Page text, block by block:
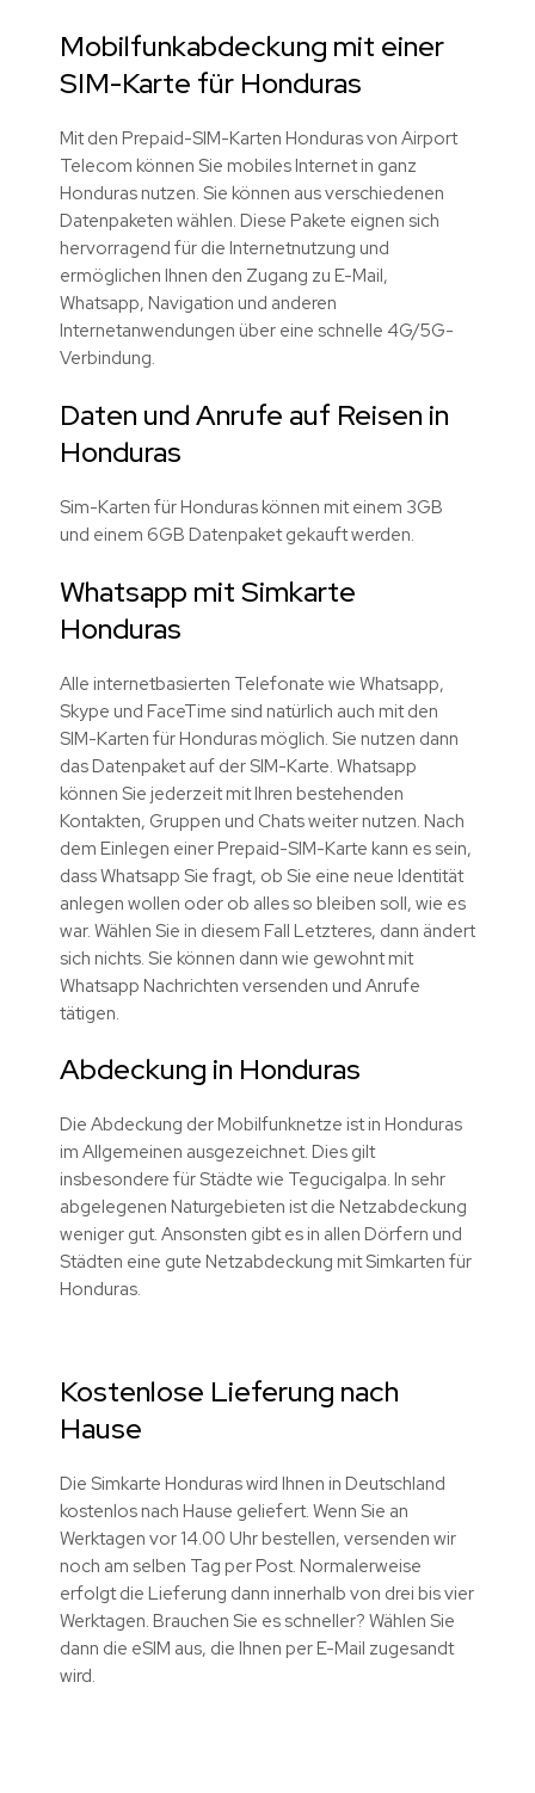
Mobilfunkabdeckung mit einer
SIM-Karte für Honduras
Mit den Prepaid-SIM-Karten Honduras von Airport
Telecom können Sie mobiles Internet in ganz
Honduras nutzen. Sie können aus verschiedenen
Datenpaketen wählen. Diese Pakete eignen sich
hervorragend für die Internetnutzung und
ermöglichen Ihnen den Zugang zu E-Mail,
Whatsapp, Navigation und anderen
Internetanwendungen über eine schnelle 4G/5G-
Verbindung.
Daten und Anrufe auf Reisen in
Honduras
Sim-Karten für Honduras können mit einem 3GB
und einem 6GB Datenpaket gekauft werden.
Whatsapp mit Simkarte
Honduras
Alle internetbasierten Telefonate wie Whatsapp,
Skype und FaceTime sind natürlich auch mit den
SIM-Karten für Honduras möglich. Sie nutzen dann
das Datenpaket auf der SIM-Karte. Whatsapp
können Sie jederzeit mit Ihren bestehenden
Kontakten, Gruppen und Chats weiter nutzen. Nach
dem Einlegen einer Prepaid-SIM-Karte kann es sein,
dass Whatsapp Sie fragt, ob Sie eine neue Identität
anlegen wollen oder ob alles so bleiben soll, wie es
war. Wählen Sie in diesem Fall Letzteres, dann ändert
sich nichts. Sie können dann wie gewohnt mit
Whatsapp Nachrichten versenden und Anrufe
tätigen.
Abdeckung in Honduras
Die Abdeckung der Mobilfunknetze ist in Honduras
im Allgemeinen ausgezeichnet. Dies gilt
insbesondere für Städte wie Tegucigalpa. In sehr
abgelegenen Naturgebieten ist die Netzabdeckung
weniger gut. Ansonsten gibt es in allen Dörfern und
Städten eine gute Netzabdeckung mit Simkarten für
Honduras.
Kostenlose Lieferung nach
Hause
Die Simkarte Honduras wird Ihnen in Deutschland
kostenlos nach Hause geliefert. Wenn Sie an
Werktagen vor 14.00 Uhr bestellen, versenden wir
noch am selben Tag per Post. Normalerweise
erfolgt die Lieferung dann innerhalb von drei bis vier
Werktagen. Brauchen Sie es schneller? Wählen Sie
dann die eSIM aus, die Ihnen per E-Mail zugesandt
wird.